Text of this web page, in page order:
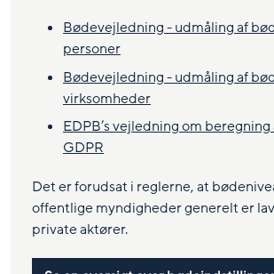
Bødevejledning - udmåling af
personer
Bødevejledning - udmåling af
virksomheder
EDPB’s vejledning om
GDPR
Det er forudsat i reglerne, at
offentlige myndigheder generelt er
private aktører.